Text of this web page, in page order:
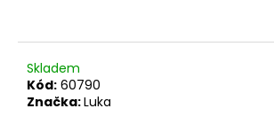
Skladem
Kód: 60790
Značka:Luka
e